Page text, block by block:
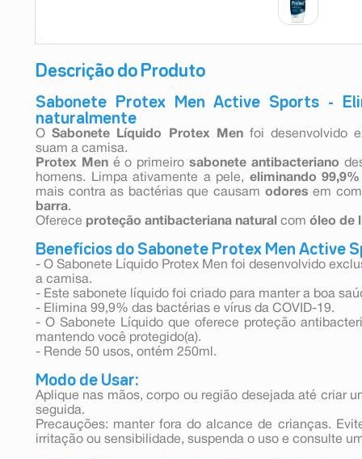
Descrição do Produto
Sabonete Protex Men Active Sports -
naturalmente
OSabonete Líquido Protex Menfoi desenvolvido
suam a camisa.
Protex Mené o primeirosabonete antibacteriano
homens. Limpa ativamente a pele, eliminando
mais contra as bactérias que causam odores em
barra.
Oferece proteção antibacteriana natural com óleo de
Benefícios do Sabonete Protex Men Active
- O Sabonete Líquido Protex Men foi desenvolvido
a camisa.
- Este sabonete líquido foi criado para manter a boa
- Elimina 99,9% das bactérias e vírus da COVID-19.
- O Sabonete Líquido que oferece proteção
mantendo você protegido(a).
- Rende 50 usos, ontém 250ml.
Modo de Usar:
Aplique nas mãos, corpo ou região desejada até criar
seguida.
Precauções: manter fora do alcance de crianças.
irritação ou sensibilidade, suspenda o uso e consulte